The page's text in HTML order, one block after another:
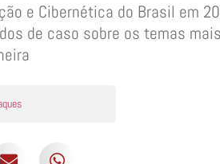
e Cibernética do Brasil em
de caso sobre os temas